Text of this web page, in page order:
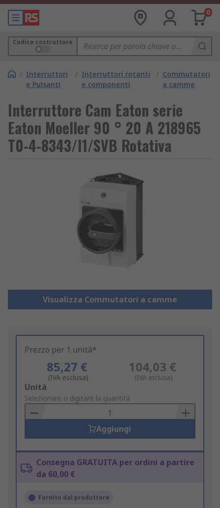
0
Codice costruttore
/ Interruttori
e Pulsanti
/ Interruttori rotanti
e componenti
/ Commutatori
a camme
Interruttore Cam Eaton serie
Eaton Moeller 90 ° 20 A 218965
T0-4-8343/I1/SVB Rotativa
Visualizza Commutatori a camme
Prezzo per 1 unità*
85,27 €
(IVA esclusa)
104,03 €
(IVA inclusa)
Add
to
Basket
Unità
Selezionare o digitare la quantità
Aggiungi
Consegna GRATUITA per ordini a partire
da 60,00 €
Fornito dal produttore